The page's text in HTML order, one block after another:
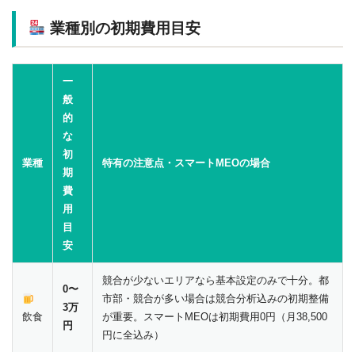
業種別の初期費用目安
業種
一
般
的
な
初
期
費
用
目
安
特有の注意点・スマートMEOの場合
飲食
0〜
3万
円
競合が少ないエリアなら基本設定のみで十分。都
市部・競合が多い場合は競合分析込みの初期整備
が重要。スマートMEOは初期費用0円（月38,500
円に全込み）